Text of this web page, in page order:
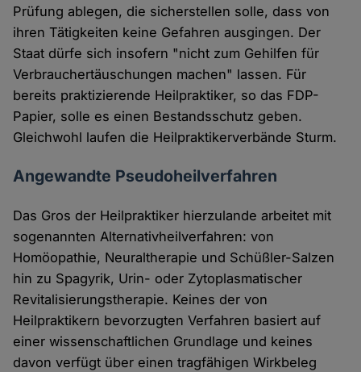
Prüfung ablegen, die sicherstellen solle, dass von
ihren Tätigkeiten keine Gefahren ausgingen. Der
Staat dürfe sich insofern "nicht zum Gehilfen für
Verbrauchertäuschungen machen" lassen. Für
bereits praktizierende Heilpraktiker, so das FDP-
Papier, solle es einen Bestandsschutz geben.
Gleichwohl laufen die Heilpraktikerverbände Sturm.
Angewandte Pseudoheilverfahren
Das Gros der Heilpraktiker hierzulande arbeitet mit
sogenannten Alternativheilverfahren: von
Homöopathie, Neuraltherapie und Schüßler-Salzen
hin zu Spagyrik, Urin- oder Zytoplasmatischer
Revitalisierungstherapie. Keines der von
Heilpraktikern bevorzugten Verfahren basiert auf
einer wissenschaftlichen Grundlage und keines
davon verfügt über einen tragfähigen Wirkbeleg